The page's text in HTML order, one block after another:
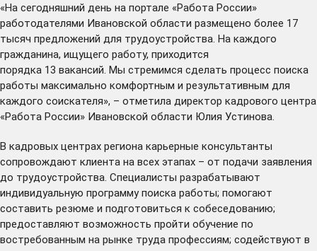
«На сегодняшний день на портале «Работа России»
работодателями Ивановской области размещено более 17
тысяч предложений для трудоустройства. На каждого
гражданина, ищущего работу, приходится
порядка 13 вакансий. Мы стремимся сделать процесс поиска
работы максимально комфортным и результативным для
каждого соискателя», – отметила директор кадрового центра
«Работа России» Ивановской области Юлия Устинова.
В кадровых центрах региона карьерные консультанты
сопровождают клиента на всех этапах – от подачи заявления
до трудоустройства. Специалисты разрабатывают
индивидуальную программу поиска работы; помогают
составить резюме и подготовиться к собеседованию;
предоставляют возможность пройти обучение по
востребованным на рынке труда профессиям; содействуют в